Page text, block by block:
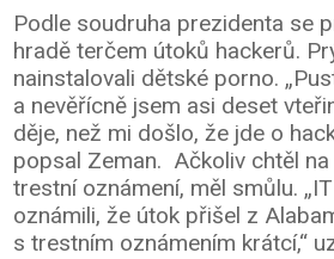
Podle soudruha prezidenta se
hradě terčem útoků hackerů.
nainstalovali dětské porno.
a nevěřícně jsem asi deset
děje, než mi došlo, že jde o
popsal Zeman. Ačkoliv chtěl
trestní oznámení, měl smůlu.
oznámili, že útok přišel z
s trestním oznámením krátcí,“